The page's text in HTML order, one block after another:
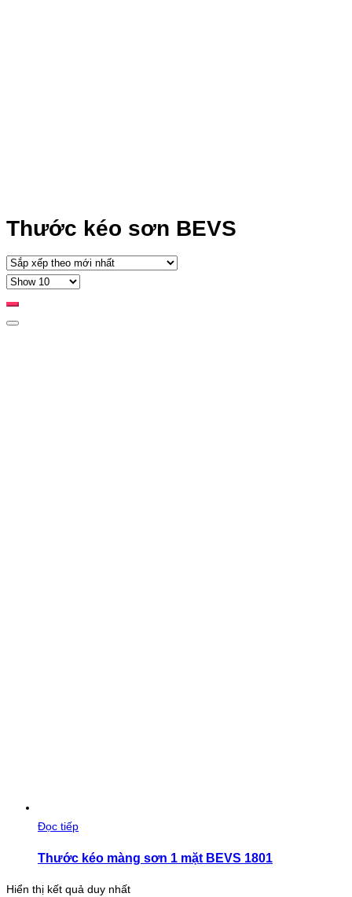
Thước kéo sơn BEVS
Đọc tiếp
Thước kéo màng sơn 1 mặt BEVS 1801
Hiển thị kết quả duy nhất